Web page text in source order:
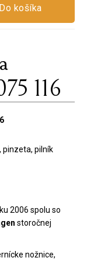
Do košíka
116
pinzeta, pilník
2006 spolu so
storočnej
nožnice,